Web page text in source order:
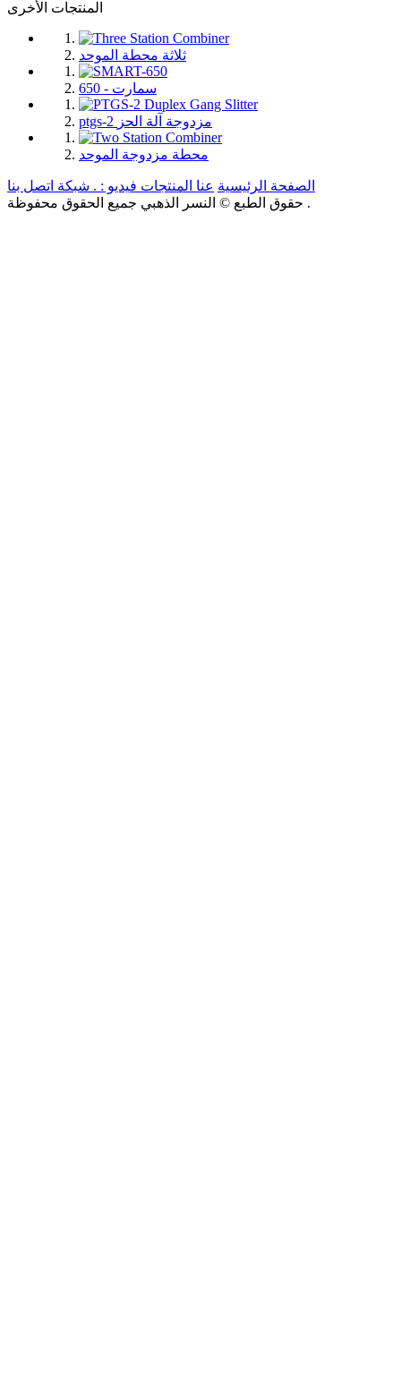
المنتجات الأخرى
ثلاثة محطة الموحد
سمارت - 650
ptgs-2 مزدوجة آلة الحز
محطة مزدوجة الموحد
الصفحة الرئيسية عنا المنتجات فيديو : . شبكة اتصل بنا
حقوق الطبع © النسر الذهبي جميع الحقوق محفوظة .